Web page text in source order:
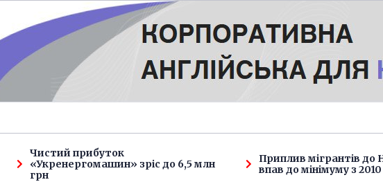
Чистий прибуток
«Укренергомашин» зріс до 6,5 млн
грн
Приплив мігрантів до
впав до мінімуму з